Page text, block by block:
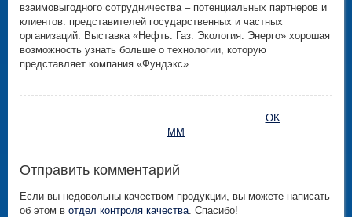
взаимовыгодного сотрудничества – потенциальных партнеров и
клиентов: представителей государственных и частных
организаций. Выставка «Нефть. Газ. Экология. Энерго» хорошая
возможность узнать больше о технологии, которую
представляет компания «Фундэкс».
OK
MM
Отправить комментарий
Если вы недовольны качеством продукции, вы можете написать
об этом в отдел контроля качества. Спасибо!